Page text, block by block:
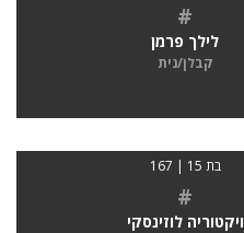
#
לילך פרמן
קבלן/נית
בת 15 | 167
#
ויקטוריה לוזינסקי